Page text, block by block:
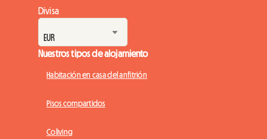
Divisa
Nuestros tipos de alojamiento
Habitación en casa del anfitrión
Pisos compartidos
Coliving